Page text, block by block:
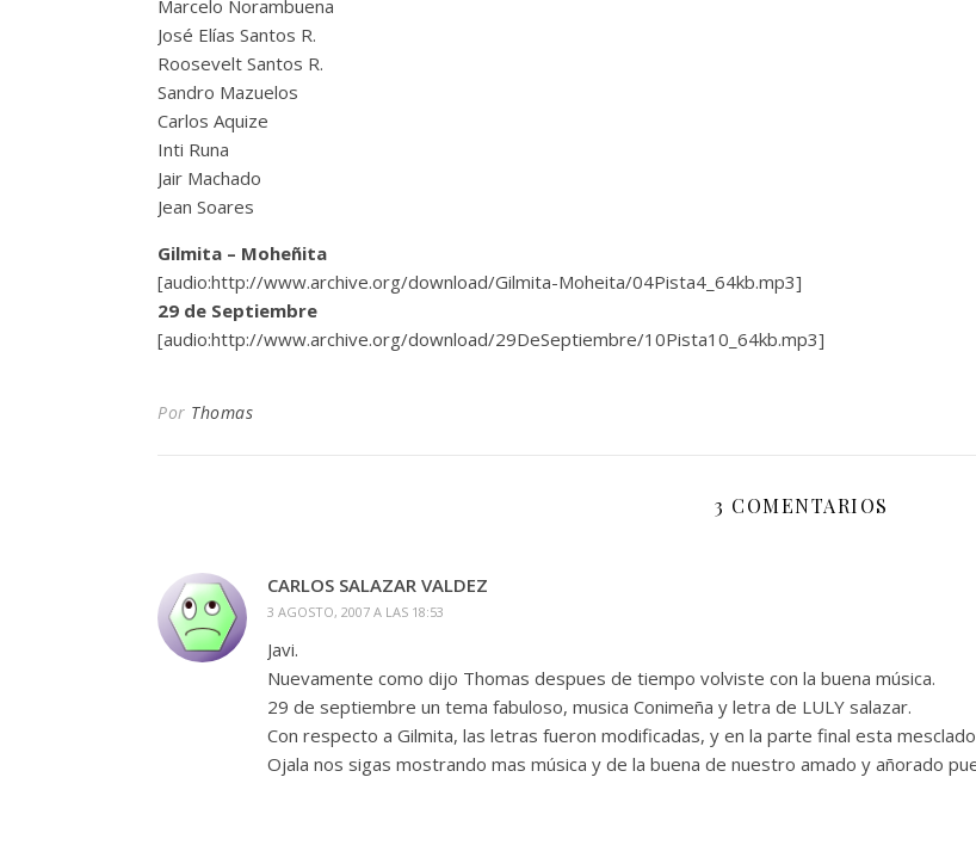
Marcelo Norambuena
José Elías Santos R.
Roosevelt Santos R.
Sandro Mazuelos
Carlos Aquize
Inti Runa
Jair Machado
Jean Soares
Gilmita – Moheñita
[audio:http://www.archive.org/download/Gilmita-Moheita/04Pista4_64kb.mp3]
29 de Septiembre
[audio:http://www.archive.org/download/29DeSeptiembre/10Pista10_64kb.mp3]
Por Thomas
3 COMENTARIOS
CARLOS SALAZAR VALDEZ
3 AGOSTO, 2007 A LAS 18:53
Javi.
Nuevamente como dijo Thomas despues de tiempo volviste con la buena música.
29 de septiembre un tema fabuloso, musica Conimeña y letra de LULY salazar.
Con respecto a Gilmita, las letras fueron modificadas, y en la parte final esta
Ojala nos sigas mostrando mas música y de la buena de nuestro amado y añorado